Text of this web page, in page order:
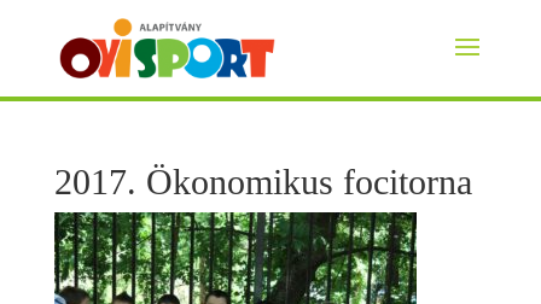
2017. Ökonomikus focitorna